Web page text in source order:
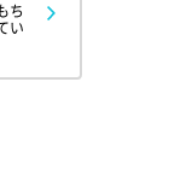
ち
い